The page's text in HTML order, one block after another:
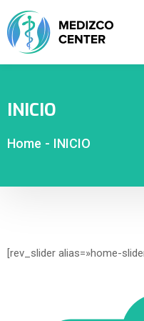
INICIO
Home - INICIO
[rev_slider alias=»home-